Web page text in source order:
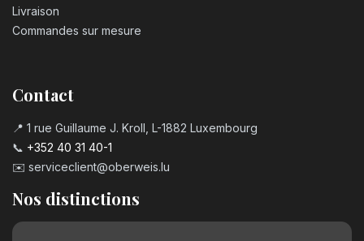
Livraison
Commandes sur mesure
Contact
📍 1 rue Guillaume J. Kroll, L-1882 Luxembourg
📞 +352 40 31 40-1
✉️ serviceclient@oberweis.lu
Nos distinctions